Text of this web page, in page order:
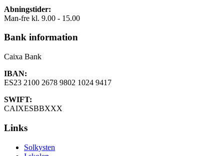
Abningstider:
Man-fre kl. 9.00 - 15.00
Bank information
Caixa Bank
IBAN:
ES23 2100 2678 9802 1024 9417
SWIFT:
CAIXESBBXXX
Links
Solkysten